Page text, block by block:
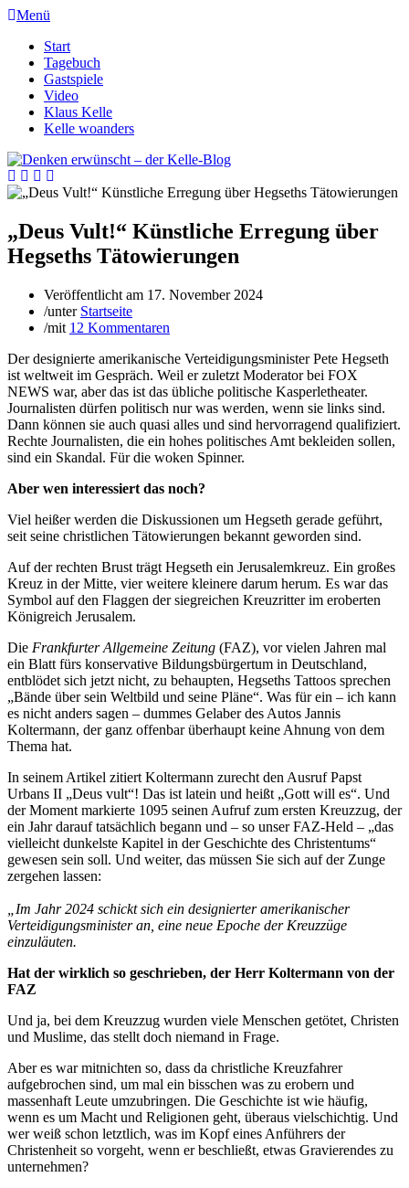
Menü
Start
Tagebuch
Gastspiele
Video
Klaus Kelle
Kelle woanders
„Deus Vult!“ Künstliche Erregung über
Hegseths Tätowierungen
Veröffentlicht am 17. November 2024
/unter Startseite
/mit 12 Kommentaren
Der designierte amerikanische Verteidigungsminister Pete Hegseth
ist weltweit im Gespräch. Weil er zuletzt Moderator bei FOX
NEWS war, aber das ist das übliche politische Kasperletheater.
Journalisten dürfen politisch nur was werden, wenn sie links sind.
Dann können sie auch quasi alles und sind hervorragend qualifiziert.
Rechte Journalisten, die ein hohes politisches Amt bekleiden sollen,
sind ein Skandal. Für die woken Spinner.
Aber wen interessiert das noch?
Viel heißer werden die Diskussionen um Hegseth gerade geführt,
seit seine christlichen Tätowierungen bekannt geworden sind.
Auf der rechten Brust trägt Hegseth ein Jerusalemkreuz. Ein großes
Kreuz in der Mitte, vier weitere kleinere darum herum. Es war das
Symbol auf den Flaggen der siegreichen Kreuzritter im eroberten
Königreich Jerusalem.
Die Frankfurter Allgemeine Zeitung (FAZ), vor vielen Jahren mal
ein Blatt fürs konservative Bildungsbürgertum in Deutschland,
entblödet sich jetzt nicht, zu behaupten, Hegseths Tattoos sprechen
„Bände über sein Weltbild und seine Pläne“. Was für ein – ich kann
es nicht anders sagen – dummes Gelaber des Autos Jannis
Koltermann, der ganz offenbar überhaupt keine Ahnung von dem
Thema hat.
In seinem Artikel zitiert Koltermann zurecht den Ausruf Papst
Urbans II „Deus vult“! Das ist latein und heißt „Gott will es“. Und
der Moment markierte 1095 seinen Aufruf zum ersten Kreuzzug, der
ein Jahr darauf tatsächlich begann und – so unser FAZ-Held – „das
vielleicht dunkelste Kapitel in der Geschichte des Christentums“
gewesen sein soll. Und weiter, das müssen Sie sich auf der Zunge
zergehen lassen:
„Im Jahr 2024 schickt sich ein designierter amerikanischer
Verteidigungsminister an, eine neue Epoche der Kreuzzüge
einzuläuten.
Hat der wirklich so geschrieben, der Herr Koltermann von der
FAZ
Und ja, bei dem Kreuzzug wurden viele Menschen getötet, Christen
und Muslime, das stellt doch niemand in Frage.
Aber es war mitnichten so, dass da christliche Kreuzfahrer
aufgebrochen sind, um mal ein bisschen was zu erobern und
massenhaft Leute umzubringen. Die Geschichte ist wie häufig,
wenn es um Macht und Religionen geht, überaus vielschichtig. Und
wer weiß schon letztlich, was im Kopf eines Anführers der
Christenheit so vorgeht, wenn er beschließt, etwas Gravierendes zu
unternehmen?